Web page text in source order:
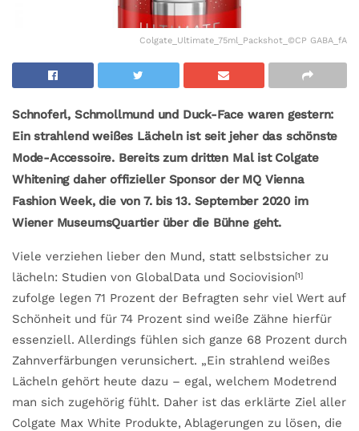
Colgate_Ultimate_75ml_Packshot_©CP GABA_fA
Schnoferl, Schmollmund und Duck-Face waren gestern:
Ein strahlend weißes Lächeln ist seit jeher das schönste
Mode-Accessoire. Bereits zum dritten Mal ist Colgate
Whitening daher offizieller Sponsor der MQ Vienna
Fashion Week, die von 7. bis 13. September 2020 im
Wiener MuseumsQuartier über die Bühne geht.
Viele verziehen lieber den Mund, statt selbstsicher zu
lächeln: Studien von GlobalData und Sociovision[1]
zufolge legen 71 Prozent der Befragten sehr viel Wert auf
Schönheit und für 74 Prozent sind weiße Zähne hierfür
essenziell. Allerdings fühlen sich ganze 68 Prozent durch
Zahnverfärbungen verunsichert. „Ein strahlend weißes
Lächeln gehört heute dazu – egal, welchem Modetrend
man sich zugehörig fühlt. Daher ist das erklärte Ziel aller
Colgate Max White Produkte, Ablagerungen zu lösen, die